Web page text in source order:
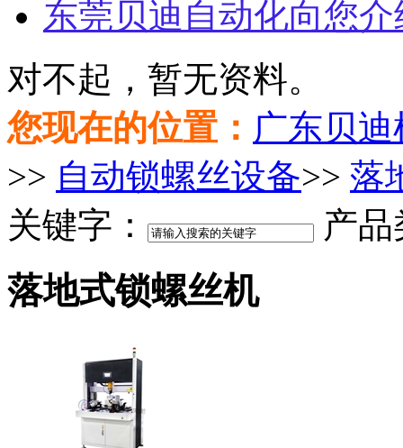
东莞贝迪自动化向您
对不起，暂无资料。
您现在的位置： 广东贝
>> 自动锁螺丝设备>> 落
关键字：
产
落地式锁螺丝机